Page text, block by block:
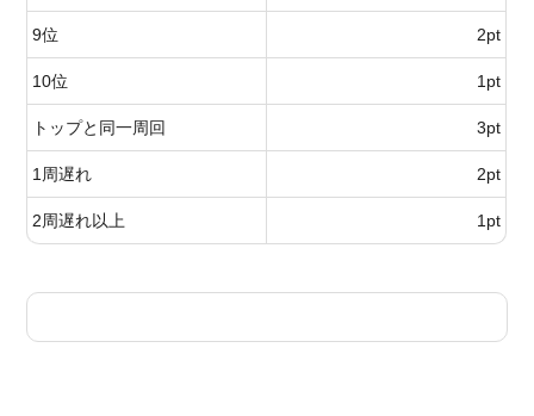
9位 2pt
10位 1pt
トップと同一周回 3pt
1周遅れ 2pt
2周遅れ以上 1pt